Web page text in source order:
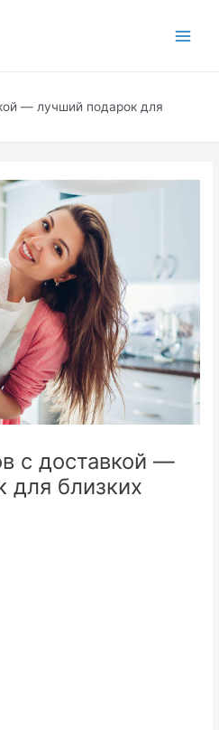
— лучший подарок для
с доставкой —
для близких